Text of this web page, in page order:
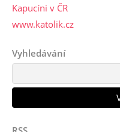
Kapucíni v ČR
www.katolik.cz
Vyhledávání